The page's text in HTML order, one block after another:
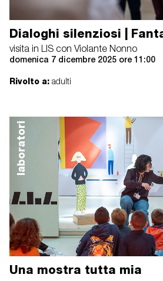
Dialoghi silenziosi |
visita in LIS con Violante Nonno
domenica 7 dicembre 2025 ore 11:00
Rivolto a: adulti
laboratori
Una mostra tutta mia